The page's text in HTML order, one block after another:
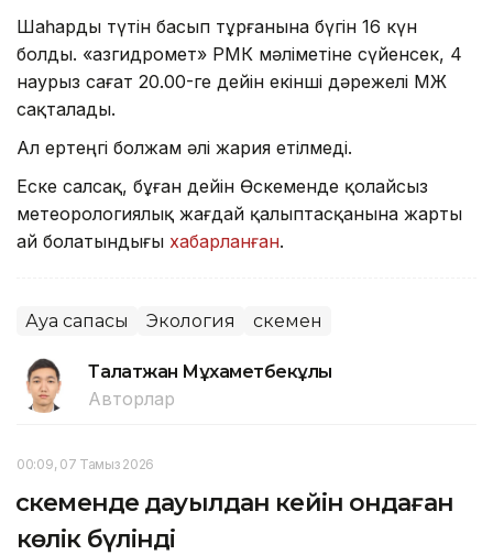
Шаһарды түтін басып тұрғанына бүгін 16 күн
болды. «Қазгидромет» РМК мәліметіне сүйенсек, 4
наурыз сағат 20.00-ге дейін екінші дәрежелі ҚМЖ
сақталады.
Ал ертеңгі болжам әлі жария етілмеді.
Еске салсақ, бұған дейін Өскеменде қолайсыз
метеорологиялық жағдай қалыптасқанына жарты
ай болатындығы хабарланған.
Ауа сапасы Экология Өскемен
Талғатжан Мұхаметбекұлы
Авторлар
00:09, 07 Тамыз 2026
Өскеменде дауылдан кейін ондаған
көлік бүлінді